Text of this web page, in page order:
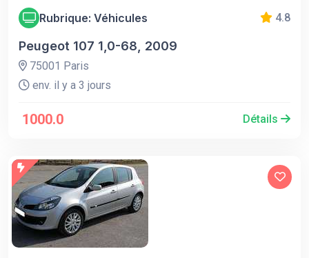
Rubrique: Véhicules 4.8
Peugeot 107 1,0-68, 2009
75001 Paris
env. il y a 3 jours
1000.0 Détails